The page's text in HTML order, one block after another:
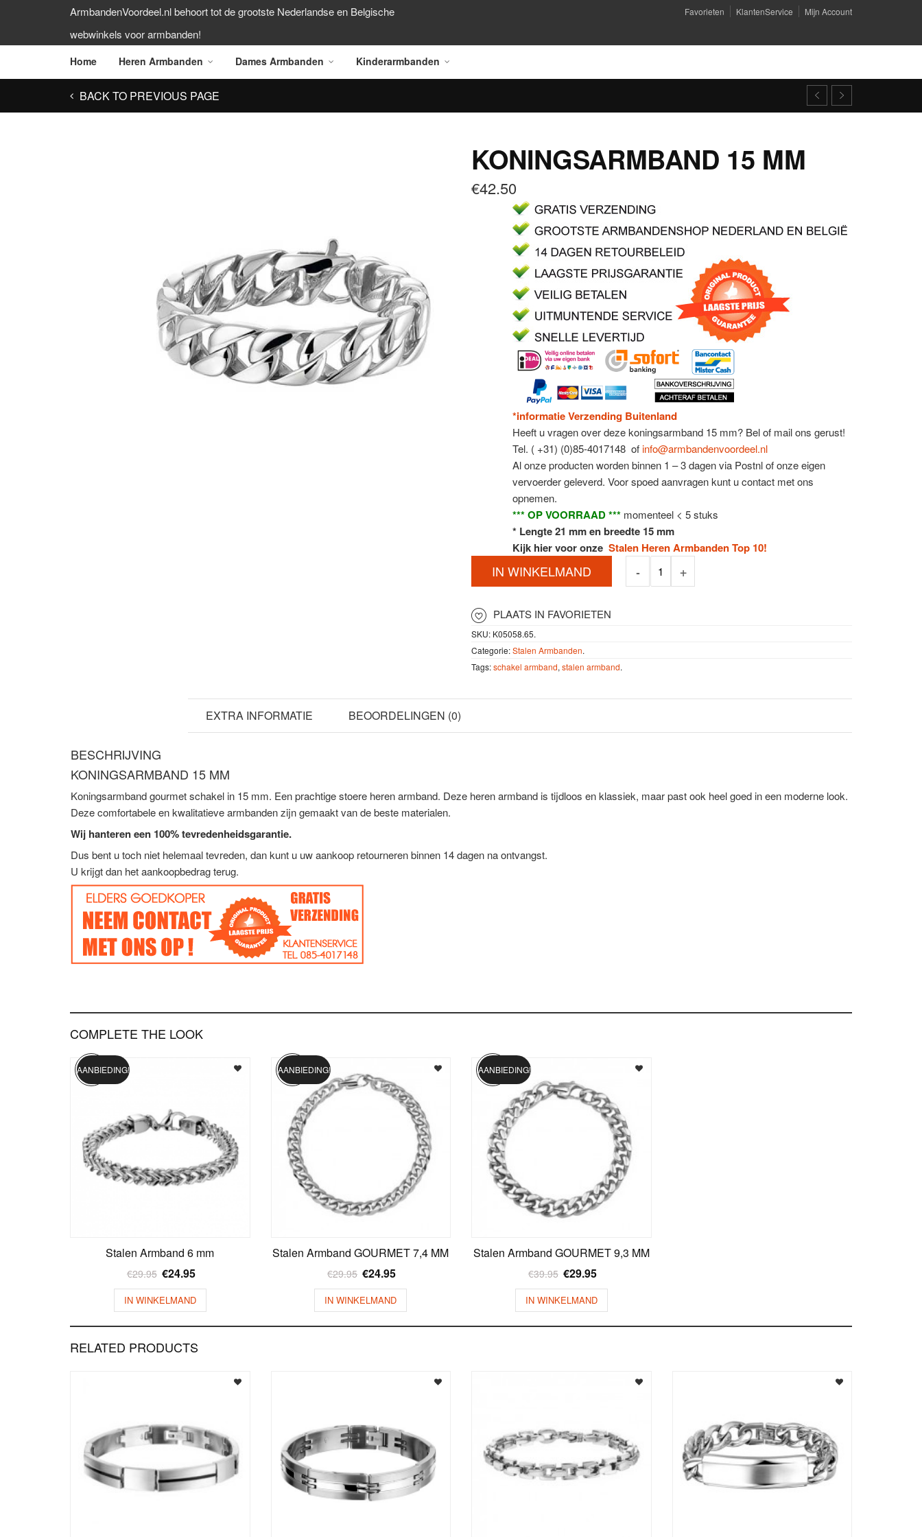
ArmbandenVoordeel.nl behoort tot de grootste Nederlandse en Belgische
webwinkels voor armbanden!
Favorieten KlantenService Mijn Account
Home Heren Armbanden Dames Armbanden Kinderarmbanden
BACK TO PREVIOUS PAGE
KONINGSARMBAND 15 MM
€42.50
*informatie Verzending Buitenland
Heeft u vragen over deze koningsarmband 15 mm? Bel of mail ons gerust!
Tel. ( +31) (0)85-4017148 ofinfo@armbandenvoordeel.nl
Al onze producten worden binnen 1 – 3 dagen via Postnl of onze eigen
vervoerder geleverd. Voor spoed aanvragen kunt u contact met ons
opnemen.
*** OP VOORRAAD *** momenteel < 5 stuks
* Lengte 21 mm en breedte 15 mm
Kijk hier voor onze Stalen Heren Armbanden Top 10!
IN WINKELMAND
PLAATS IN FAVORIETEN
SKU: K05058.65.
Categorie:Stalen Armbanden.
Tags:schakel armband, stalen armband.
EXTRA INFORMATIE BEOORDELINGEN (0)
BESCHRIJVING
KONINGSARMBAND 15 MM
Koningsarmband gourmet schakel in 15 mm. Een prachtige stoere heren armband. Deze heren armband is tijdloos en klassiek, maar past ook heel goed in een moderne look.
Deze comfortabele en kwalitatieve armbanden zijn gemaakt van de beste materialen.
Wij hanteren een 100% tevredenheidsgarantie.
Dus bent u toch niet helemaal tevreden, dan kunt u uw aankoop retourneren binnen 14 dagen na ontvangst.
U krijgt dan het aankoopbedrag terug.
COMPLETE THE LOOK
Stalen Armband 6 mm
€29.95 €24.95
AANBIEDING!
IN WINKELMAND
Stalen Armband GOURMET 7,4 MM
€29.95 €24.95
AANBIEDING!
IN WINKELMAND
Stalen Armband GOURMET 9,3 MM
€39.95 €29.95
AANBIEDING!
IN WINKELMAND
RELATED PRODUCTS